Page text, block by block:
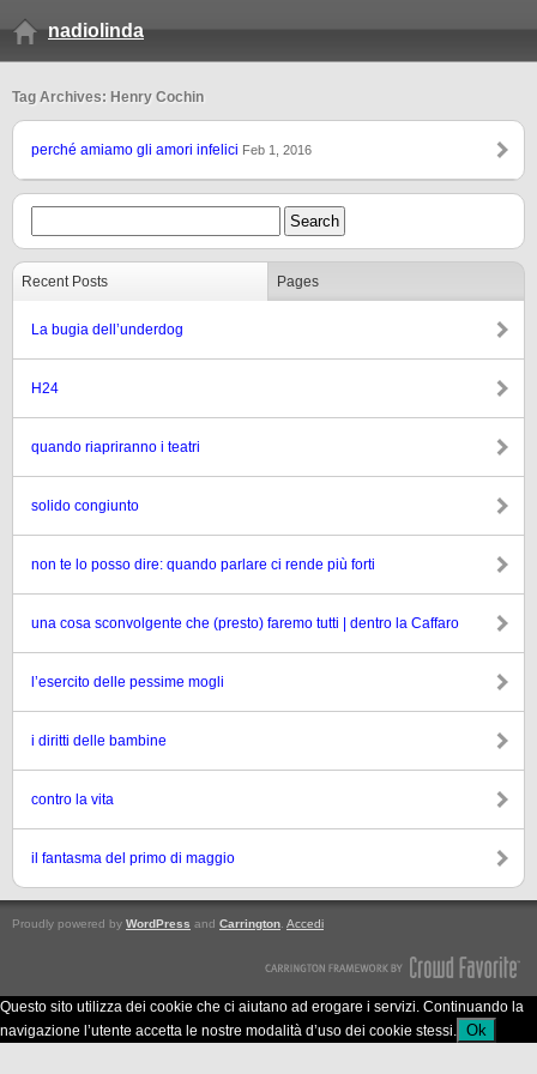
nadiolinda
Tag Archives: Henry Cochin
perché amiamo gli amori infelici Feb 1, 2016
Recent Posts Pages
La bugia dell’underdog
H24
quando riapriranno i teatri
solido congiunto
non te lo posso dire: quando parlare ci rende più forti
una cosa sconvolgente che (presto) faremo tutti | dentro la Caffaro
l’esercito delle pessime mogli
i diritti delle bambine
contro la vita
il fantasma del primo di maggio
Proudly powered by WordPress and Carrington Accedi
Questo sito utilizza dei cookie che ci aiutano ad erogare i servizi. Continuando la
navigazione l’utente accetta le nostre modalità d’uso dei cookie stessi. Ok